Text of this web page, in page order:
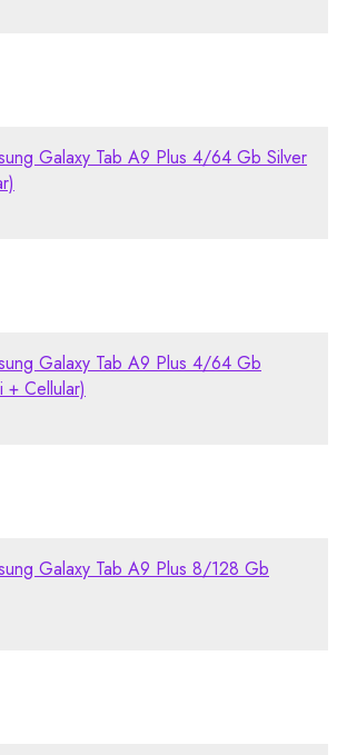
Galaxy Tab A9 Plus 4/64 Gb Silver
Galaxy Tab A9 Plus 4/64 Gb
+ Cellular)
Galaxy Tab A9 Plus 8/128 Gb